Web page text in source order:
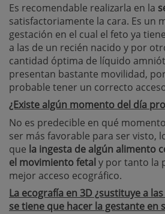
Es recomendable realizarla en la
satisfactoriamente la cara. Es un
gestación en el cual el feto ya
a las de un recién nacido y por
cantidad óptima de líquido
presentan bastante movilidad,
probable tener un correcto
¿Existe algún momento del día
No es predecible en qué
ser más favorable para ser visto,
que la ingesta de algún alimento
el movimiento fetal y por tanto la
mejor acceso ecográfico.
La ecografía en 3D ¿sustituye a
se tiene que hacer la gestante en